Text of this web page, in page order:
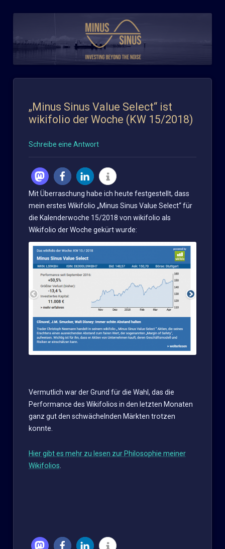
„Minus Sinus Value Select“ ist
wikifolio der Woche (KW 15/2018)
Schreibe eine Antwort
Mit Überraschung habe ich heute festgestellt, dass
mein erstes Wikifolio „Minus Sinus Value Select“ für
die Kalenderwoche 15/2018 von wikifolio als
Wikifolio der Woche gekürt wurde:
Vermutlich war der Grund für die Wahl, das die
Performance des Wikifolios in den letzten Monaten
ganz gut den schwächelnden Märkten trotzen
konnte.
Hier gibt es mehr zu lesen zur Philosophie meiner
Wikifolios